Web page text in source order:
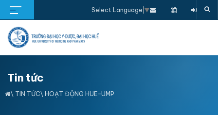
Select Language ▼
Tin tức
\ TIN TỨC\ HOẠT ĐỘNG HUE-UMP